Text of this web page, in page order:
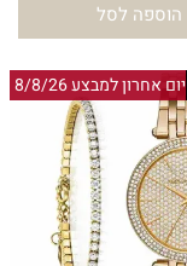
הוספה לסל
יום אחרון למבצע 8/8/26